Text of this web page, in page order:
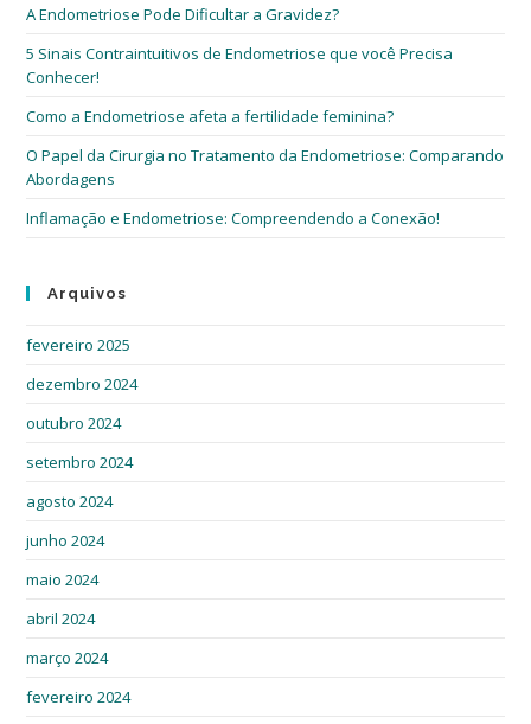
A Endometriose Pode Dificultar a Gravidez?
5 Sinais Contraintuitivos de Endometriose que você Precisa
Conhecer!
Como a Endometriose afeta a fertilidade feminina?
O Papel da Cirurgia no Tratamento da Endometriose: Comparando
Abordagens
Inflamação e Endometriose: Compreendendo a Conexão!
Arquivos
fevereiro 2025
dezembro 2024
outubro 2024
setembro 2024
agosto 2024
junho 2024
maio 2024
abril 2024
março 2024
fevereiro 2024